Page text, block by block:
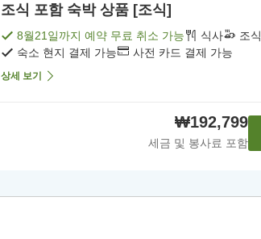
조식 포함 숙박 상품 [조식]
8월21일까지 예약 무료 취소 가능 식사 조식
숙소 현지 결제 가능
사전 카드 결제 가능
상세 보기
₩192,799
세금 및 봉사료 포함